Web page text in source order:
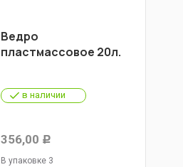
Ведро
пластмассовое 20л.
в наличии
356,00 Р
В упаковке 3